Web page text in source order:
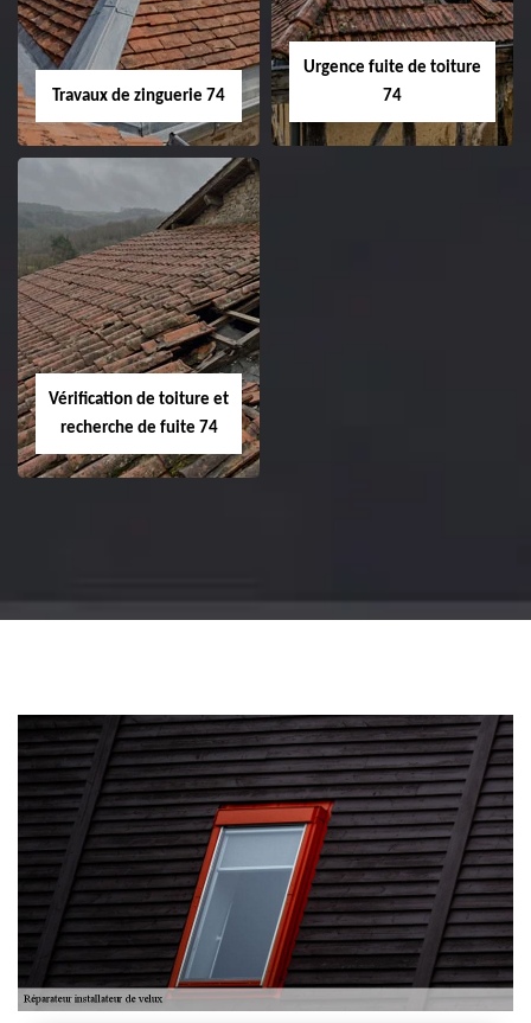
Travaux de zinguerie 74
Urgence fuite de toiture
74
Vérification de toiture et
recherche de fuite 74